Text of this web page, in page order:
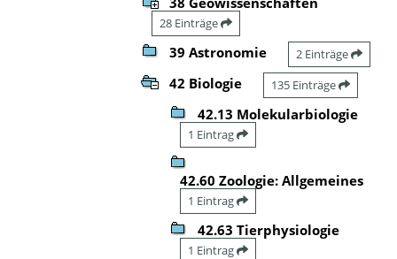
28 Einträge
39 Astronomie 2 Einträge
42 Biologie 135 Einträge
42.13 Molekularbiologie
1 Eintrag
42.60 Zoologie: Allgemeines
1 Eintrag
42.63 Tierphysiologie
1 Eintrag